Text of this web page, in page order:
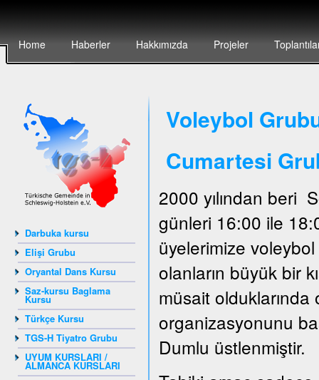
Home Haberler Hakkımızda Projeler
Darbuka kursu
Elişi Grubu
Oryantal Dans Kursu
Saz-kursu Baglama
Kursu
Türkçe Kursu
TGS-H Tiyatro Grubu
UYUM KURSLARI /
ALMANCA KURSLARI
Voleybol
Cumartesi
2000 yılından beri
günleri 16:00 ile
üyelerimize
olanların büyük bir
müsait olduklarında
organizasyonunu
Dumlu üstlenmiştir.